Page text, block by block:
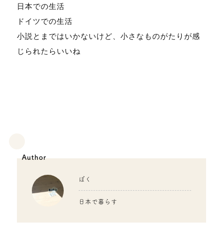
日本での生活
ドイツでの生活
小説とまではいかないけど、小さなものがたりが感
じられたらいいね
Author
ぼく
日本で暮らす